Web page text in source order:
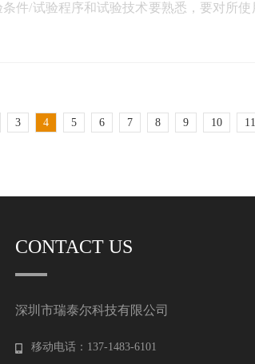
件/试验程序和试验技术要熟悉，要对所
3 4 5 6 7 8 9 10 11
CONTACT US
深圳市瑞泰尔科技有限公司
移动电话：137-1483-6101